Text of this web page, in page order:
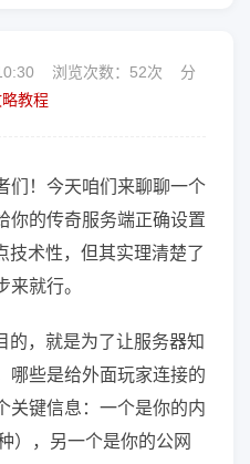
浏览次数： 52次 分
教程
们！今天咱们来聊聊一个
的传奇服务端正确设置
技术性，但其实理清楚了
就行。
的，就是为了让服务器知
哪些是给外面玩家连接的
关键信息：一个是你的内
），另一个是你的公网